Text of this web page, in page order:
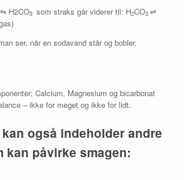
⇋ H2CO3 som straks går viderer til: H2CO3 ⇌
ser, når en sodavand står og bobler.
Calcium, Magnesium og bicarbonat
– ikke for meget og ikke for lidt.
også indeholder andre
kan påvirke smagen: